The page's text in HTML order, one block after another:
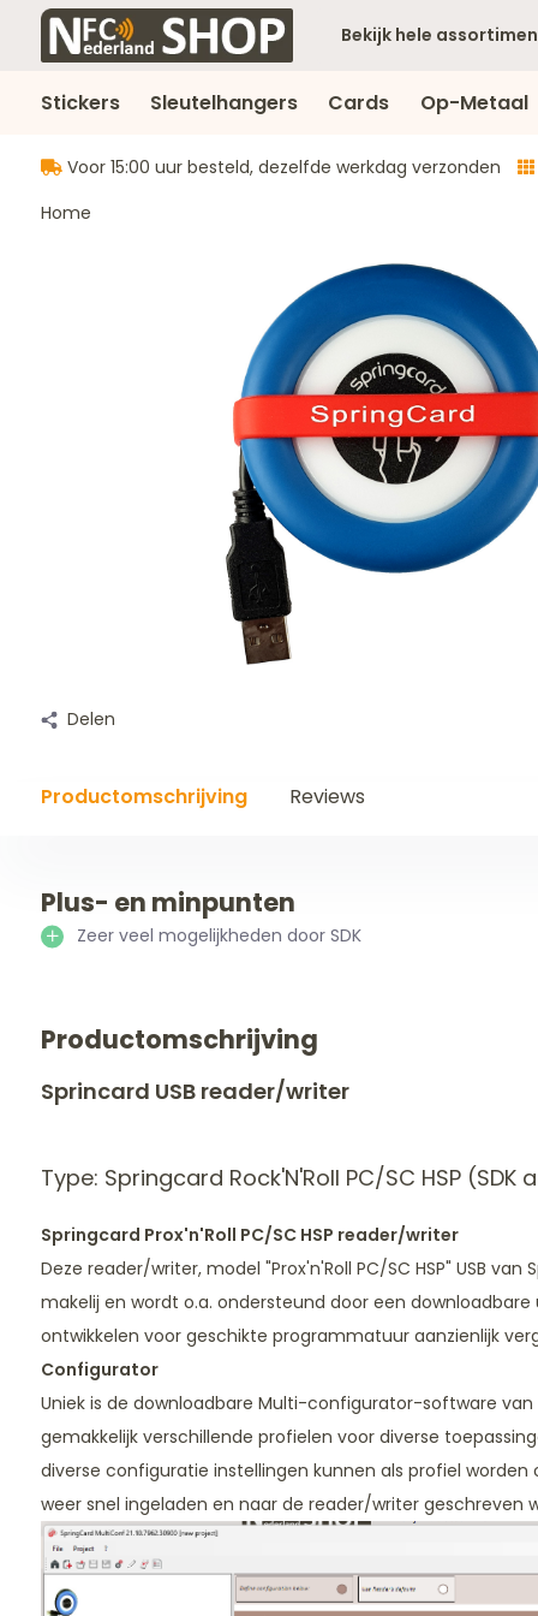
Bekijk hele
Stickers Sleutelhangers Cards Op-Metaal
Voor 15:00 uur besteld, dezelfde werkdag verzonden
Home
Delen
Productomschrijving Reviews
Plus- en minpunten
Zeer veel mogelijkheden door SDK
Productomschrijving
Sprincard USB reader/writer
Type: Springcard Rock'N'Roll PC/SC HSP (SDK
Springcard Prox'n'Roll PC/SC HSP reader/writer
Deze reader/writer, model "Prox'n'Roll PC/SC HSP" USB van
makelij en wordt o.a. ondersteund door een downloadbare
ontwikkelen voor geschikte programmatuur aanzienlijk
Configurator
Uniek is de downloadbare Multi-configurator-software van
gemakkelijk verschillende profielen voor diverse
diverse configuratie instellingen kunnen als profiel worden
weer snel ingeladen en naar de reader/writer geschreven